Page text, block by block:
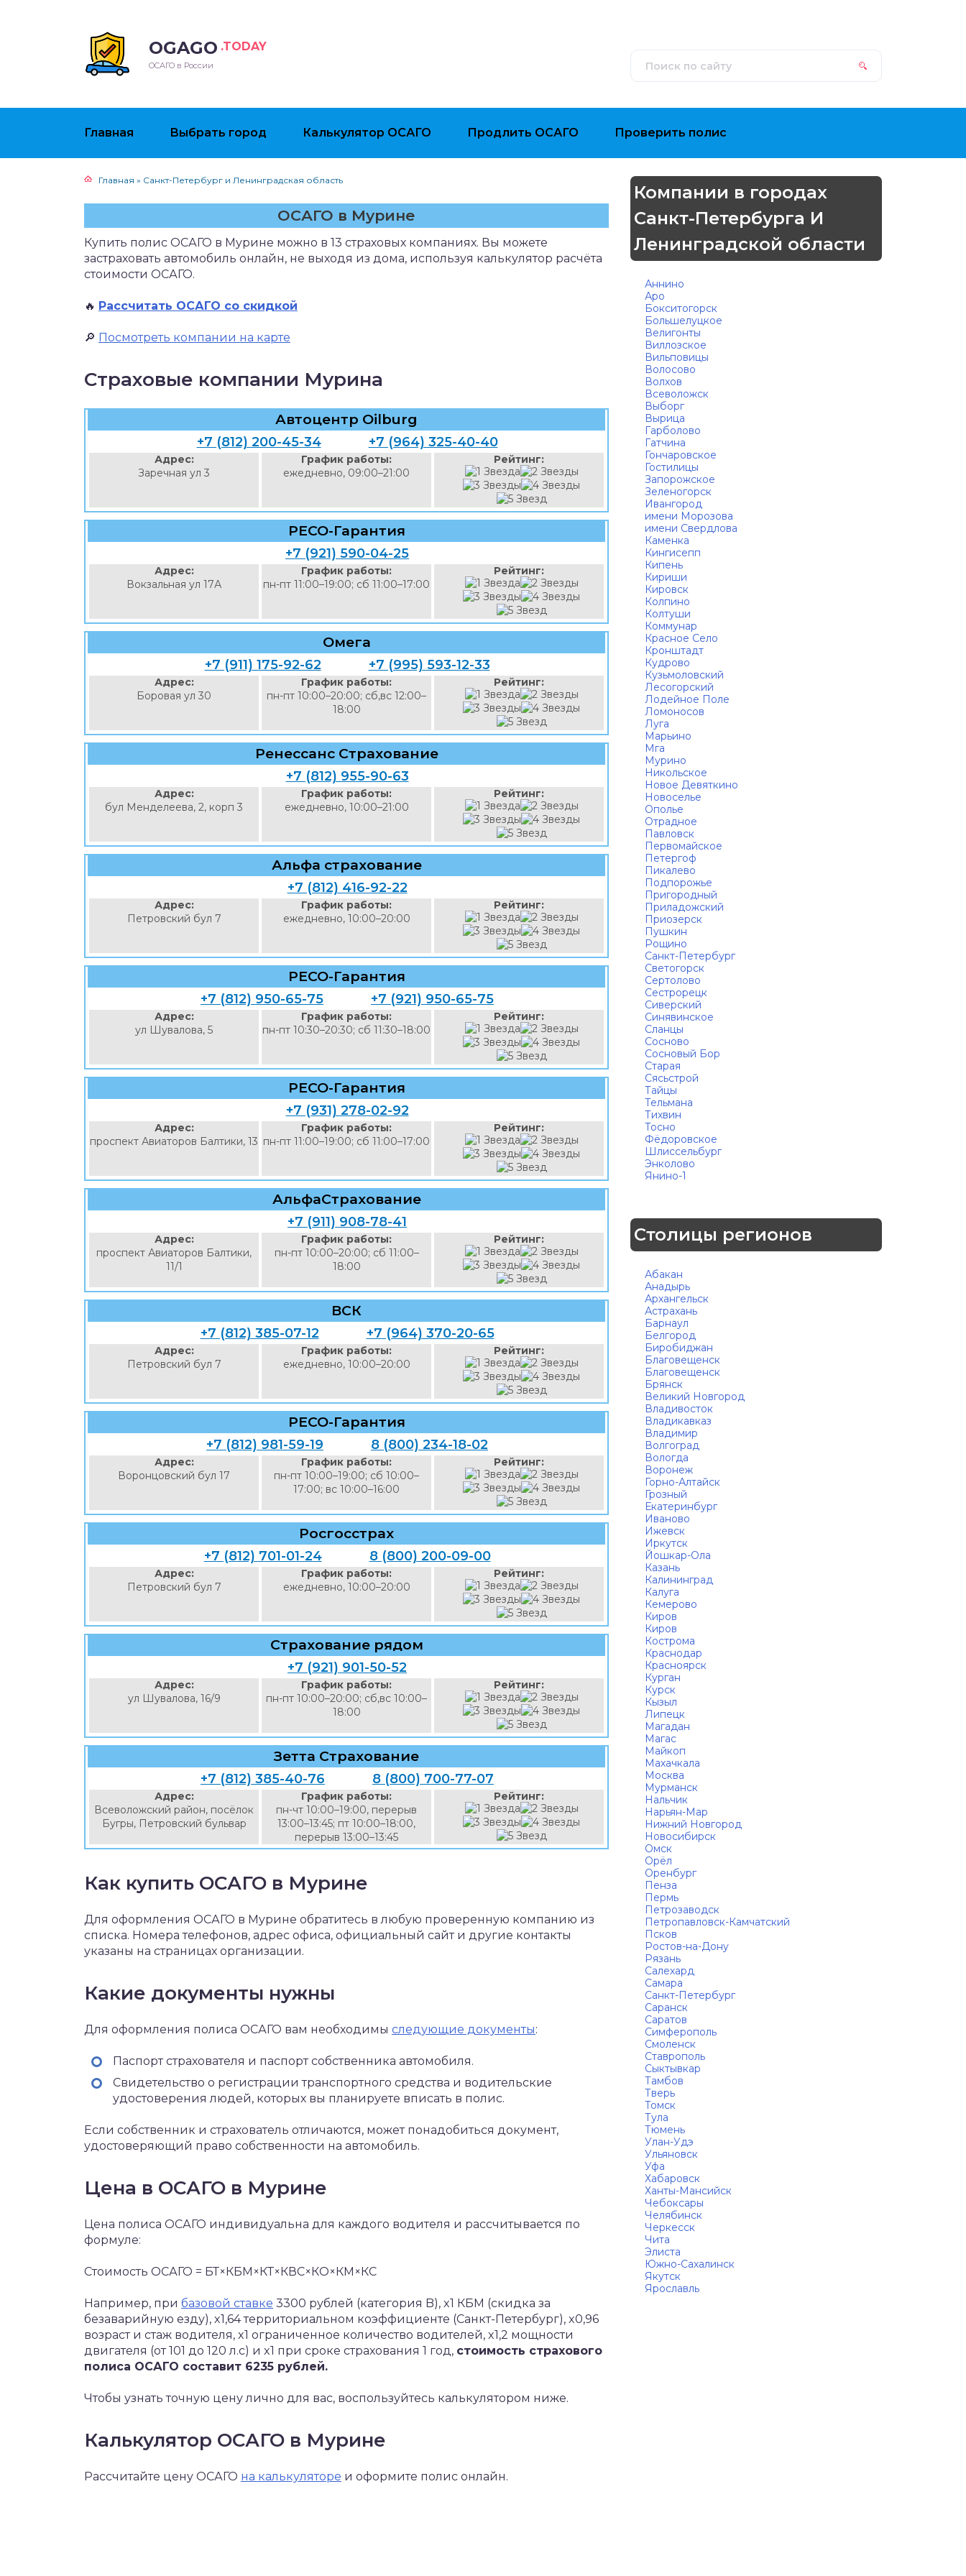
OGAGO .TODAY
ОСАГО в России
Главная Выбрать город Калькулятор ОСАГО Продлить ОСАГО Проверить полис
Главная » Санкт-Петербург и Ленинградская область
ОСАГО в Мурине
Купить полис ОСАГО в Мурине можно в 13 страховых компаниях. Вы можете
застраховать автомобиль онлайн, не выходя из дома, используя калькулятор расчёта
стоимости ОСАГО.
🔥 Рассчитать ОСАГО со скидкой
🔎 Посмотреть компании на карте
Страховые компании Мурина
Автоцентр Oilburg
+7 (812) 200-45-34 +7 (964) 325-40-40
Адрес:
Заречная ул 3
График работы:
ежедневно, 09:00–21:00
Рейтинг:
РЕСО-Гарантия
+7 (921) 590-04-25
Адрес:
Вокзальная ул 17А
График работы:
пн-пт 11:00–19:00; сб 11:00–17:00
Рейтинг:
Омега
+7 (911) 175-92-62 +7 (995) 593-12-33
Адрес:
Боровая ул 30
График работы:
пн-пт 10:00–20:00; сб,вс 12:00–
18:00
Рейтинг:
Ренессанс Страхование
+7 (812) 955-90-63
Адрес:
бул Менделеева, 2, корп 3
График работы:
ежедневно, 10:00–21:00
Рейтинг:
Альфа страхование
+7 (812) 416-92-22
Адрес:
Петровский бул 7
График работы:
ежедневно, 10:00–20:00
Рейтинг:
РЕСО-Гарантия
+7 (812) 950-65-75 +7 (921) 950-65-75
Адрес:
ул Шувалова, 5
График работы:
пн-пт 10:30–20:30; сб 11:30–18:00
Рейтинг:
РЕСО-Гарантия
+7 (931) 278-02-92
Адрес:
проспект Авиаторов Балтики, 13
График работы:
пн-пт 11:00–19:00; сб 11:00–17:00
Рейтинг:
АльфаСтрахование
+7 (911) 908-78-41
Адрес:
проспект Авиаторов Балтики,
11/1
График работы:
пн-пт 10:00–20:00; сб 11:00–
18:00
Рейтинг:
ВСК
+7 (812) 385-07-12 +7 (964) 370-20-65
Адрес:
Петровский бул 7
График работы:
ежедневно, 10:00–20:00
Рейтинг:
РЕСО-Гарантия
+7 (812) 981-59-19 8 (800) 234-18-02
Адрес:
Воронцовский бул 17
График работы:
пн-пт 10:00–19:00; сб 10:00–
17:00; вс 10:00–16:00
Рейтинг:
Росгосстрах
+7 (812) 701-01-24 8 (800) 200-09-00
Адрес:
Петровский бул 7
График работы:
ежедневно, 10:00–20:00
Рейтинг:
Страхование рядом
+7 (921) 901-50-52
Адрес:
ул Шувалова, 16/9
График работы:
пн-пт 10:00–20:00; сб,вс 10:00–
18:00
Рейтинг:
Зетта Страхование
+7 (812) 385-40-76 8 (800) 700-77-07
Адрес:
Всеволожский район, посёлок
Бугры, Петровский бульвар
График работы:
пн-чт 10:00–19:00, перерыв
13:00–13:45; пт 10:00–18:00,
перерыв 13:00–13:45
Рейтинг:
Как купить ОСАГО в Мурине
Для оформления ОСАГО в Мурине обратитесь в любую проверенную компанию из
списка. Номера телефонов, адрес офиса, официальный сайт и другие контакты
указаны на страницах организации.
Какие документы нужны
Для оформления полиса ОСАГО вам необходимы следующие документы:
Паспорт страхователя и паспорт собственника автомобиля.
Свидетельство о регистрации транспортного средства и водительские
удостоверения людей, которых вы планируете вписать в полис.
Если собственник и страхователь отличаются, может понадобиться документ,
удостоверяющий право собственности на автомобиль.
Цена в ОСАГО в Мурине
Цена полиса ОСАГО индивидуальна для каждого водителя и рассчитывается по
формуле:
Стоимость ОСАГО = БТ×КБМ×КТ×КВС×КО×КМ×КС
Например, при базовой ставке 3300 рублей (категория B), x1 КБМ (скидка за
безаварийную езду), x1,64 территориальном коэффициенте (Санкт-Петербург), x0,96
возраст и стаж водителя, x1 ограниченное количество водителей, x1,2 мощности
двигателя (от 101 до 120 л.с) и x1 при сроке страхования 1 год, стоимость страхового
полиса ОСАГО составит 6235 рублей.
Чтобы узнать точную цену лично для вас, воспользуйтесь калькулятором ниже.
Калькулятор ОСАГО в Мурине
Рассчитайте цену ОСАГО на калькуляторе и оформите полис онлайн.
Компании в городах
Санкт-Петербурга И
Ленинградской области
Аннино
Аро
Бокситогорск
Большелуцкое
Велигонты
Виллозское
Вильповицы
Волосово
Волхов
Всеволожск
Выборг
Вырица
Гарболово
Гатчина
Гончаровское
Гостилицы
Запорожское
Зеленогорск
Ивангород
имени Морозова
имени Свердлова
Каменка
Кингисепп
Кипень
Кириши
Кировск
Колпино
Колтуши
Коммунар
Красное Село
Кронштадт
Кудрово
Кузьмоловский
Лесогорский
Лодейное Поле
Ломоносов
Луга
Марьино
Мга
Мурино
Никольское
Новое Девяткино
Новоселье
Ополье
Отрадное
Павловск
Первомайское
Петергоф
Пикалево
Подпорожье
Пригородный
Приладожский
Приозерск
Пушкин
Рощино
Санкт-Петербург
Светогорск
Сертолово
Сестрорецк
Сиверский
Синявинское
Сланцы
Сосново
Сосновый Бор
Старая
Сясьстрой
Тайцы
Тельмана
Тихвин
Тосно
Фёдоровское
Шлиссельбург
Энколово
Янино-1
Столицы регионов
Абакан
Анадырь
Архангельск
Астрахань
Барнаул
Белгород
Биробиджан
Благовещенск
Благовещенск
Брянск
Великий Новгород
Владивосток
Владикавказ
Владимир
Волгоград
Вологда
Воронеж
Горно-Алтайск
Грозный
Екатеринбург
Иваново
Ижевск
Иркутск
Йошкар-Ола
Казань
Калининград
Калуга
Кемерово
Киров
Киров
Кострома
Краснодар
Красноярск
Курган
Курск
Кызыл
Липецк
Магадан
Магас
Майкоп
Махачкала
Москва
Мурманск
Нальчик
Нарьян-Мар
Нижний Новгород
Новосибирск
Омск
Орёл
Оренбург
Пенза
Пермь
Петрозаводск
Петропавловск-Камчатский
Псков
Ростов-на-Дону
Рязань
Салехард
Самара
Санкт-Петербург
Саранск
Саратов
Симферополь
Смоленск
Ставрополь
Сыктывкар
Тамбов
Тверь
Томск
Тула
Тюмень
Улан-Удэ
Ульяновск
Уфа
Хабаровск
Ханты-Мансийск
Чебоксары
Челябинск
Черкесск
Чита
Элиста
Южно-Сахалинск
Якутск
Ярославль